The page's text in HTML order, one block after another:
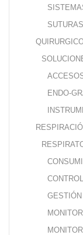
SUTURAS
ENDO-